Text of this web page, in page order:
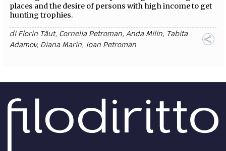
places and the desire of persons with high income to get
hunting trophies.
diFlorin Tăut, Cornelia Petroman,Anda Milin, Tabita
Adamov, Diana Marin, Ioan Petroman